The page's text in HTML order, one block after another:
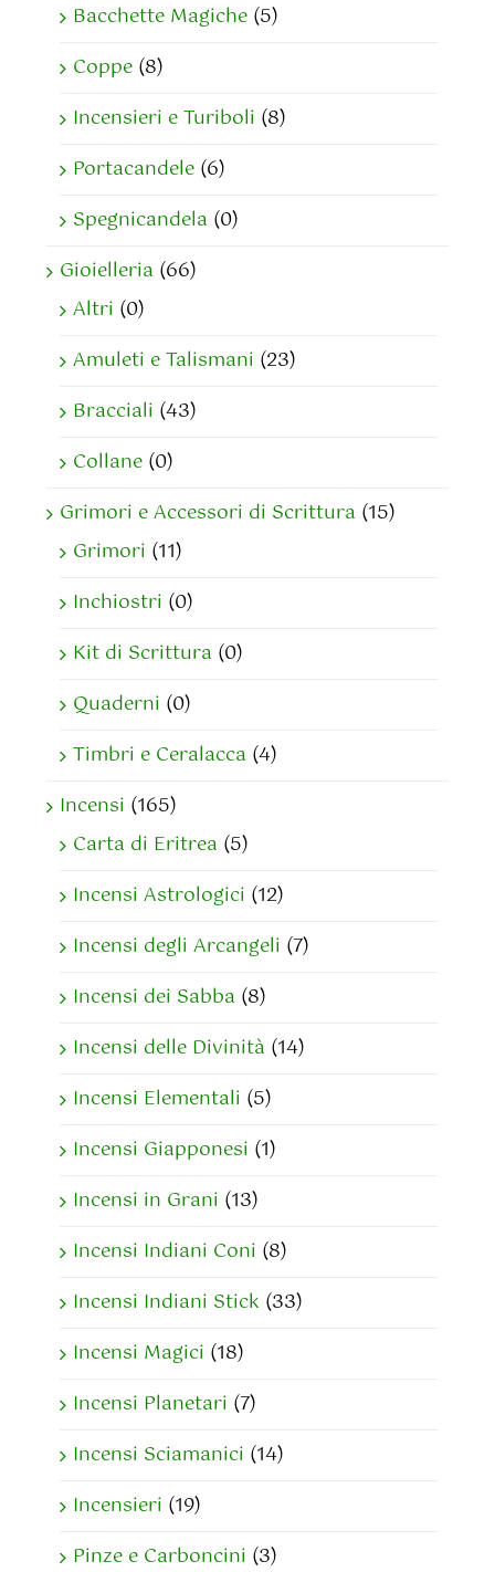
Bacchette Magiche (5)
Coppe (8)
Incensieri e Turiboli (8)
Portacandele (6)
Spegnicandela (0)
Gioielleria (66)
Altri (0)
Amuleti e Talismani (23)
Bracciali (43)
Collane (0)
Grimori e Accessori di Scrittura (15)
Grimori (11)
Inchiostri (0)
Kit di Scrittura (0)
Quaderni (0)
Timbri e Ceralacca (4)
Incensi (165)
Carta di Eritrea (5)
Incensi Astrologici (12)
Incensi degli Arcangeli (7)
Incensi dei Sabba (8)
Incensi delle Divinità (14)
Incensi Elementali (5)
Incensi Giapponesi (1)
Incensi in Grani (13)
Incensi Indiani Coni (8)
Incensi Indiani Stick (33)
Incensi Magici (18)
Incensi Planetari (7)
Incensi Sciamanici (14)
Incensieri (19)
Pinze e Carboncini (3)